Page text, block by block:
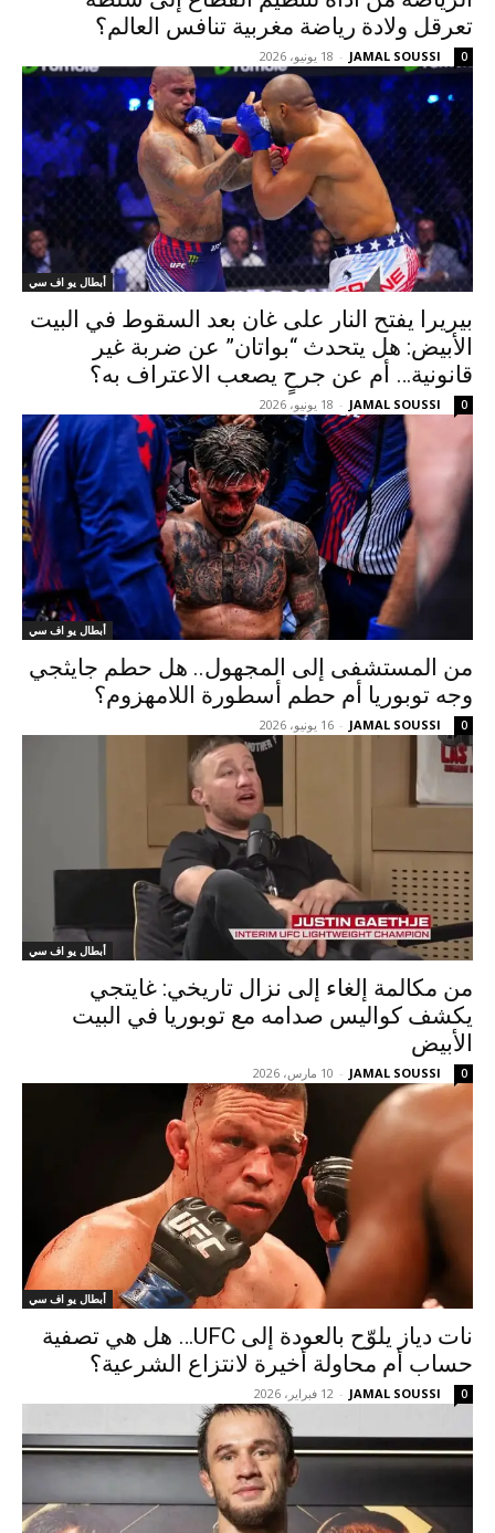
تعرقل ولادة رياضة مغربية تنافس العالم؟
JAMAL SOUSSI
- 18 يونيو، 2026 0
أبطال يو اف سي
بيريرا يفتح النار على غان بعد السقوط في البيت
الأبيض: هل يتحدث “بواتان” عن ضربة غير
قانونية… أم عن جرحٍ يصعب الاعتراف به؟
JAMAL SOUSSI
- 18 يونيو، 2026 0
أبطال يو اف سي
من المستشفى إلى المجهول.. هل حطم جايثجي
وجه توبوريا أم حطم أسطورة اللامهزوم؟
JAMAL SOUSSI
- 16 يونيو، 2026 0
أبطال يو اف سي
من مكالمة إلغاء إلى نزال تاريخي: غايتجي
يكشف كواليس صدامه مع توبوريا في البيت
الأبيض
JAMAL SOUSSI
- 10 مارس، 2026 0
أبطال يو اف سي
نات دياز يلوّح بالعودة إلى UFC… هل هي تصفية
حساب أم محاولة أخيرة لانتزاع الشرعية؟
JAMAL SOUSSI
- 12 فبراير، 2026 0